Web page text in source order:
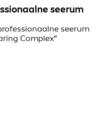
seerum
seerum
Complex“